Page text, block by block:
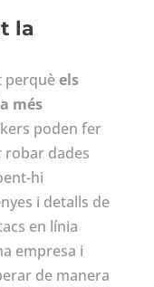
la
perquèels
més
poden fer
robar dades
hi
i detalls de
en línia
empresa i
de manera